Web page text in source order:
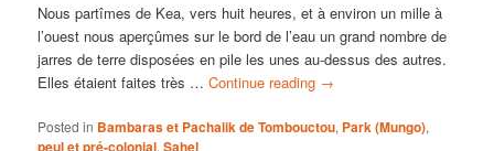
Nous partîmes de Kea, vers huit heures, et à environ un mille à
l’ouest nous aperçûmes sur le bord de l’eau un grand nombre de
jarres de terre disposées en pile les unes au-dessus des autres.
Elles étaient faites très …Continue reading →
Posted in Bambaras et Pachalik de Tombouctou, Park (Mungo),
peul et pré-colonial,Sahel